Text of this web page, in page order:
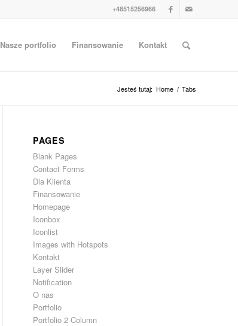
+48515256966
Nasze portfolio Finansowanie Kontakt
Jesteś tutaj: Home / Tabs
PAGES
Blank Pages
Contact Forms
Dla Klienta
Finansowanie
Homepage
Iconbox
Iconlist
Images with Hotspots
Kontakt
Layer Slider
Notification
O nas
Portfolio
Portfolio 2 Column